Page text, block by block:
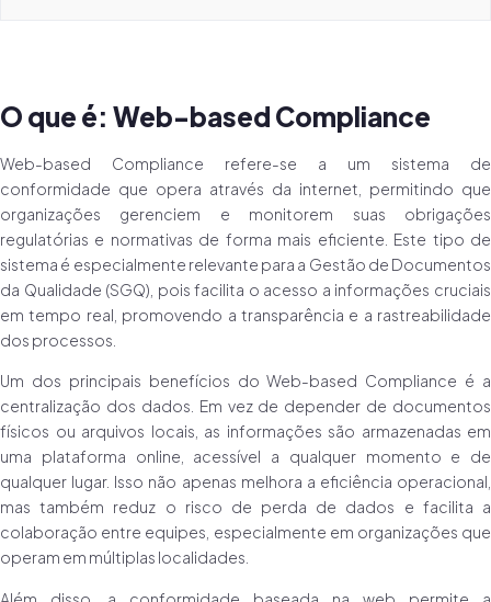
O que é: Web-based Compliance
Web-based Compliance refere-se a um sistema de
conformidade que opera através da internet, permitindo que
organizações gerenciem e monitorem suas obrigações
regulatórias e normativas de forma mais eficiente. Este tipo de
sistema é especialmente relevante para a Gestão de Documentos
da Qualidade (SGQ), pois facilita o acesso a informações cruciais
em tempo real, promovendo a transparência e a rastreabilidade
dos processos.
Um dos principais benefícios do Web-based Compliance é a
centralização dos dados. Em vez de depender de documentos
físicos ou arquivos locais, as informações são armazenadas em
uma plataforma online, acessível a qualquer momento e de
qualquer lugar. Isso não apenas melhora a eficiência operacional,
mas também reduz o risco de perda de dados e facilita a
colaboração entre equipes, especialmente em organizações que
operam em múltiplas localidades.